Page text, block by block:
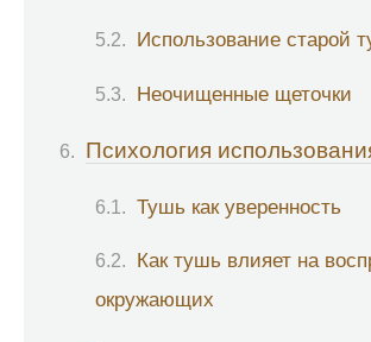
Использование старой
Неочищенные щеточки
Психология
Тушь как уверенность
Как тушь влияет на
окружающих